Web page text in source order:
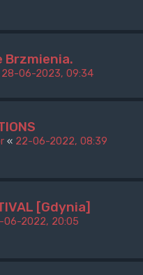
Brzmienia.
28-06-2023, 09:34
« 22-06-2022, 08:39
[Gdynia]
06-2022, 20:05